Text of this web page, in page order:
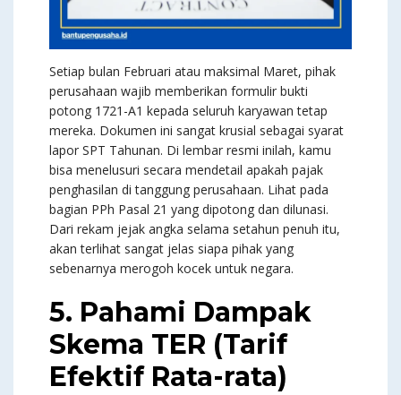
Setiap bulan Februari atau maksimal Maret, pihak
perusahaan wajib memberikan formulir bukti
potong 1721-A1 kepada seluruh karyawan tetap
mereka. Dokumen ini sangat krusial sebagai syarat
lapor SPT Tahunan. Di lembar resmi inilah, kamu
bisa menelusuri secara mendetail apakah pajak
penghasilan di tanggung perusahaan. Lihat pada
bagian PPh Pasal 21 yang dipotong dan dilunasi.
Dari rekam jejak angka selama setahun penuh itu,
akan terlihat sangat jelas siapa pihak yang
sebenarnya merogoh kocek untuk negara.
5. Pahami Dampak
Skema TER (Tarif
Efektif Rata-rata)